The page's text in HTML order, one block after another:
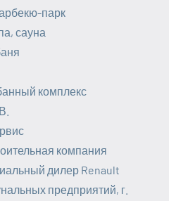
парк
сауна
комплекс
компания
дилер Renault
предприятий, г.